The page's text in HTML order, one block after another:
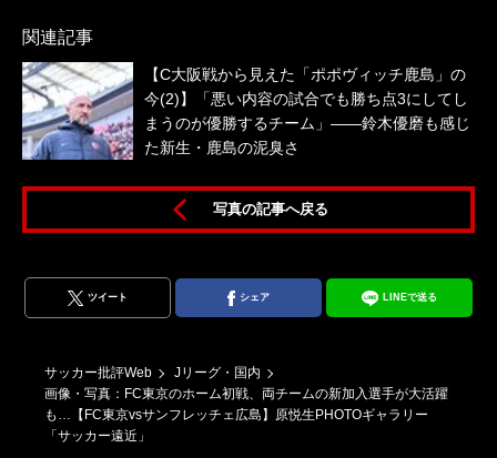
関連記事
【C大阪戦から見えた「ポポヴィッチ鹿島」の
今(2)】「悪い内容の試合でも勝ち点3にしてし
まうのが優勝するチーム」――鈴木優磨も感じ
た新生・鹿島の泥臭さ
写真の記事へ戻る
ツイート シェア LINEで送る
サッカー批評Web
Jリーグ・国内
画像・写真：FC東京のホーム初戦、両チームの新加入選手が大活躍
も…【FC東京vsサンフレッチェ広島】原悦生PHOTOギャラリー
「サッカー遠近」